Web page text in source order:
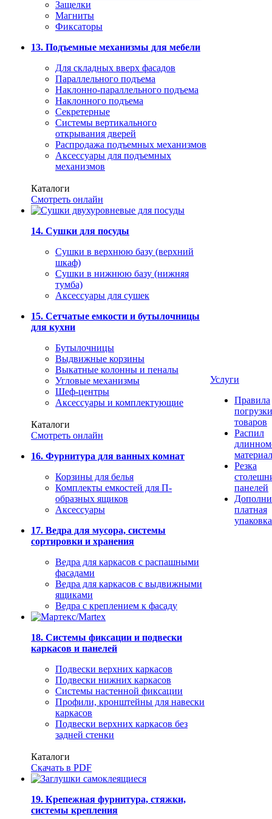
Защелки
Магниты
Фиксаторы
13. Подъемные механизмы для мебели
Для складных вверх фасадов
Параллельного подъема
Наклонно-параллельного подъема
Наклонного подъема
Секретерные
Системы вертикального
открывания дверей
Распродажа подъемных механизмов
Аксессуары для подъемных
механизмов
Каталоги
Смотреть онлайн
14. Сушки для посуды
Сушки в верхнюю базу (верхний
шкаф)
Сушки в нижнюю базу (нижняя
тумба)
Аксессуары для сушек
15. Сетчатые емкости и бутылочницы
для кухни
Бутылочницы
Выдвижные корзины
Выкатные колонны и пеналы
Угловые механизмы
Шеф-центры
Аксессуары и комплектующие
Каталоги
Смотреть онлайн
16. Фурнитура для ванных комнат
Корзины для белья
Комплекты емкостей для П-
образных ящиков
Аксессуары
17. Ведра для мусора, системы
сортировки и хранения
Ведра для каркасов с распашными
фасадами
Ведра для каркасов с выдвижными
ящиками
Ведра с креплением к фасаду
18. Системы фиксации и подвески
каркасов и панелей
Подвески верхних каркасов
Подвески нижних каркасов
Системы настенной фиксации
Профили, кронштейны для навески
каркасов
Подвески верхних каркасов без
задней стенки
Каталоги
Скачать в PDF
19. Крепежная фурнитура, стяжки,
системы крепления
Услуги
Правила
погрузки
товаров
Распил
Резка
панелей
платная
упаковка